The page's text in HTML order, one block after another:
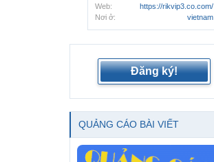
Web:
https://rikvip3.co.com/
Nơi ở:
vietnam
Đăng ký!
QUẢNG CÁO BÀI VIẾT